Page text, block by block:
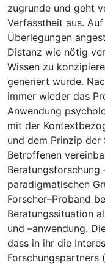
zugrunde und geht
Verfasstheit aus.
Überlegungen
Distanz wie nötig
Wissen zu
generiert wurde.
immer wieder das
Anwendung
mit der
und dem Prinzip
Betroffenen
Beratungsforschung
paradigmatischen
Forscher–Proband
Beratungssituation
und –anwendung.
dass in ihr die
Forschungspartners